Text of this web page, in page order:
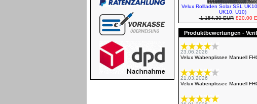
Velux Rollladen Solar SSL
UK10, U10)
1.154,30 EUR 820,00
Produktbewertungen -
23.06.2026
Velux Wabenplissee Manuell
21.03.2026
Velux Wabenplissee Manuell